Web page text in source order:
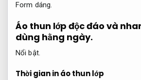
Form dáng.
Áo thun lớp độc đáo và
dùng hằng ngày.
Nổi bật.
Thời gian in áo thun lớp